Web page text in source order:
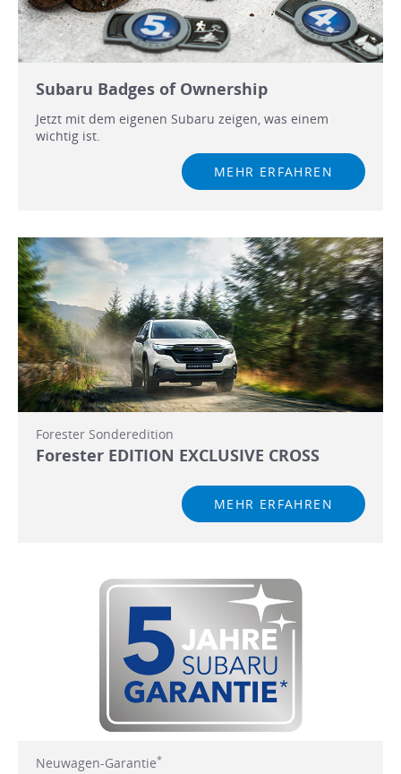
Subaru Badges of Ownership
Jetzt mit dem eigenen Subaru zeigen, was einem
wichtig ist.
MEHR ERFAHREN
Forester Sonderedition
Forester EDITION EXCLUSIVE CROSS
MEHR ERFAHREN
Neuwagen-Garantie*